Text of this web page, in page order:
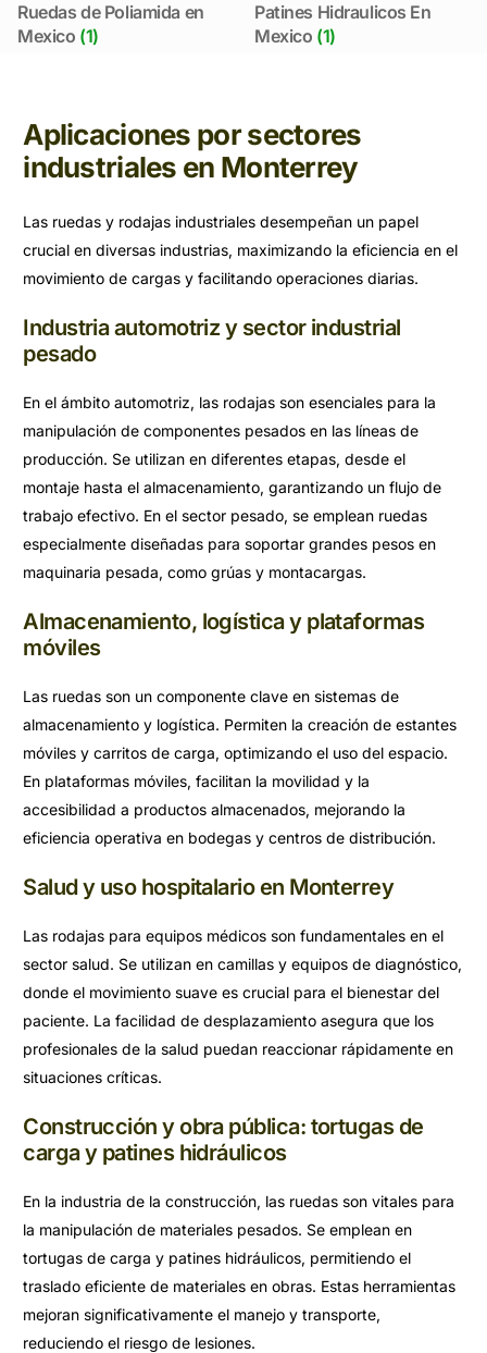
Ruedas de Poliamida en
Mexico (1)
Patines Hidraulicos En
Mexico (1)
Aplicaciones por sectores
industriales en Monterrey
Las ruedas y rodajas industriales desempeñan un papel
crucial en diversas industrias, maximizando la eficiencia en el
movimiento de cargas y facilitando operaciones diarias.
Industria automotriz y sector industrial
pesado
En el ámbito automotriz, las rodajas son esenciales para la
manipulación de componentes pesados en las líneas de
producción. Se utilizan en diferentes etapas, desde el
montaje hasta el almacenamiento, garantizando un flujo de
trabajo efectivo. En el sector pesado, se emplean ruedas
especialmente diseñadas para soportar grandes pesos en
maquinaria pesada, como grúas y montacargas.
Almacenamiento, logística y plataformas
móviles
Las ruedas son un componente clave en sistemas de
almacenamiento y logística. Permiten la creación de estantes
móviles y carritos de carga, optimizando el uso del espacio.
En plataformas móviles, facilitan la movilidad y la
accesibilidad a productos almacenados, mejorando la
eficiencia operativa en bodegas y centros de distribución.
Salud y uso hospitalario en Monterrey
Las rodajas para equipos médicos son fundamentales en el
sector salud. Se utilizan en camillas y equipos de diagnóstico,
donde el movimiento suave es crucial para el bienestar del
paciente. La facilidad de desplazamiento asegura que los
profesionales de la salud puedan reaccionar rápidamente en
situaciones críticas.
Construcción y obra pública: tortugas de
carga y patines hidráulicos
En la industria de la construcción, las ruedas son vitales para
la manipulación de materiales pesados. Se emplean en
tortugas de carga y patines hidráulicos, permitiendo el
traslado eficiente de materiales en obras. Estas herramientas
mejoran significativamente el manejo y transporte,
reduciendo el riesgo de lesiones.